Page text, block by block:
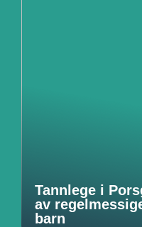
Tannlege i
av
barn